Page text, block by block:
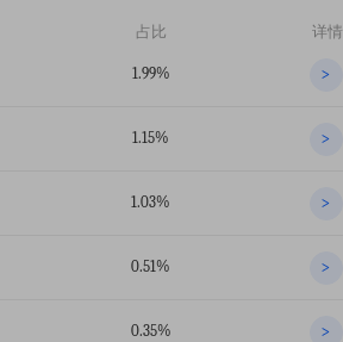
占比 详情
1.99% >
1.15% >
1.03% >
0.51% >
0.35% >